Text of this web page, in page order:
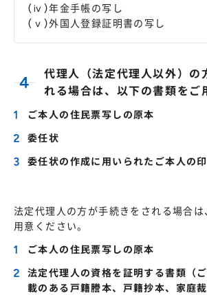
(ⅳ)年金手帳の写し
(ⅴ)外国人登録証明書の写し
代理人（法定代理人以外）の
れる場合は、以下の書類をご
ご本人の住民票写しの原本
委任状
委任状の作成に用いられたご本人の
法定代理人の方が手続きをされる場合
用意ください。
ご本人の住民票写しの原本
法定代理人の資格を証明する書類（
載のある戸籍謄本、戸籍抄本、家庭